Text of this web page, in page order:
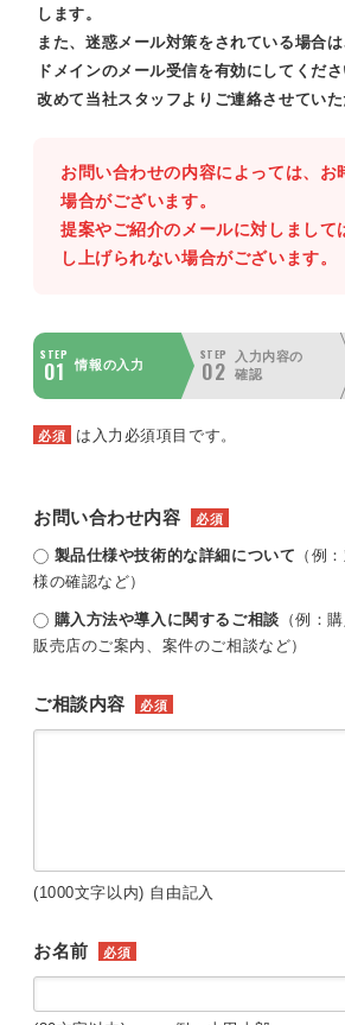
します。
また、迷惑メール対策をされている場合は
ドメインのメール受信を有効にしてくださ
改めて当社スタッフよりご連絡させていた
お問い合わせの内容によっては、お
場合がございます。
提案やご紹介のメールに対しまして
し上げられない場合がございます。
STEP
01 情報の入力
STEP
02
入力内容の
確認
必須 は入力必須項目です。
お問い合わせ内容 必須
製品仕様や技術的な詳細について （例
様の確認など）
購入方法や導入に関するご相談 （例：
販売店のご案内、案件のご相談など）
ご相談内容 必須
(1000文字以内) 自由記入
お名前 必須